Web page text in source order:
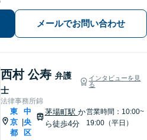
いる方の力になりたいと思い、弁護士
になりました。お気軽にご相談くださ
い。【電話相談可】【休日面談可】
メールでお問い合わせ
西村 公寿 弁護
士
インタビューを見
る
法律事務所錦
東
京
都
中
央
区
茅場町駅 か
ら徒歩4分
営業時間：10:00~
19:00（平日）